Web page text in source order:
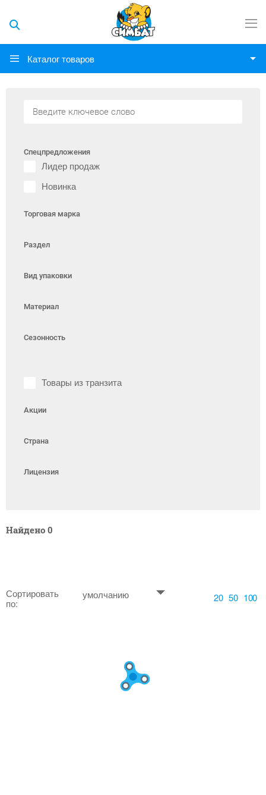
Каталог товаров
Спецпредложения
Лидер продаж
Новинка
Торговая марка
Раздел
Вид упаковки
Материал
Сезонность
Товары из транзита
Акции
Страна
Лицензия
Найдено 0
Сортировать
по:
умолчанию 20 50 100